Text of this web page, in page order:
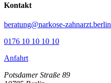
Kontakt
beratung@narkose-zahnarzt.berlin
0176 10 10 10 10
Anfahrt
Potsdamer Straße 89